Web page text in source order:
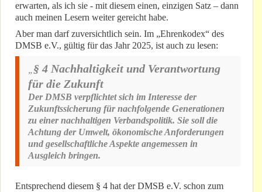
erwarten, als ich sie - mit diesem einen, einzigen Satz – dann
auch meinen Lesern weiter gereicht habe.
Aber man darf zuversichtlich sein. Im „Ehrenkodex“ des
DMSB e.V., gültig für das Jahr 2025, ist auch zu lesen:
§ 4 Nachhaltigkeit und Verantwortung
für die Zukunft
Der DMSB verpflichtet sich im Interesse der
Zukunftssicherung für nachfolgende Generationen
zu einer nachhaltigen Verbandspolitik. Sie soll die
Achtung der Umwelt, ökonomische Anforderungen
und gesellschaftliche Aspekte angemessen in
Ausgleich bringen.
Entsprechend diesem § 4 hat der DMSB e.V. schon zum